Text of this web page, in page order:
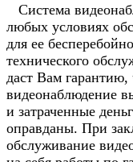
Система
любых условиях
для ее
технического
даст Вам
видеонаблюдение
и затраченные
оправданы. При
обслуживание